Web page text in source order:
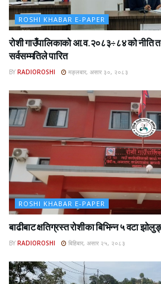
ROSHI KHABAR E-PAPER
रोशी गाउँपालिकाको आ.व.२०८३÷८४ को नीति
सर्वसम्मतिले पारित
BY RADIOROSHI मङ्लबार, असार ३०, २०८३
ROSHI KHABAR E-PAPER
बाढीबाट क्षतिग्रस्त रोशीका बिभिन्न ५ वटा
BY RADIOROSHI बिहिबार, असार २५, २०८३